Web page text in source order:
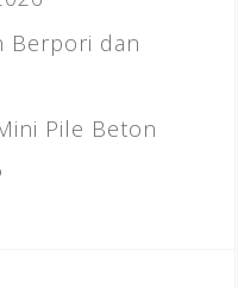
Berpori dan
Pile Beton